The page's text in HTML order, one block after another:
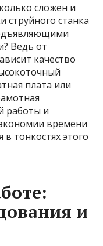
сложен и
струйного станка
Ведь от
качество
плата или
работы и
времени
в тонкостях этого
и